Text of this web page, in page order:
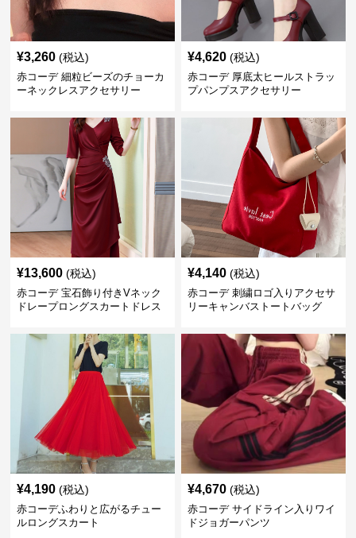
¥3,260 (税込)
赤コーデ 細粒ビーズのチョーカ
ーネックレスアクセサリー
¥4,620 (税込)
赤コーデ 厚底太ヒールストラッ
プパンプスアクセサリー
¥13,600 (税込)
赤コーデ 宝石飾り付きVネック
ドレープロングスカートドレス
¥4,140 (税込)
赤コーデ 刺繍ロゴ入りアクセサ
リーキャンバストートバッグ
¥4,190 (税込)
赤コーデふわりと広がるチュー
ルロングスカート
¥4,670 (税込)
赤コーデ サイドライン入りワイ
ドジョガーパンツ